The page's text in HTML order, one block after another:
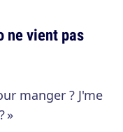
ne vient pas
manger ? J'me
»